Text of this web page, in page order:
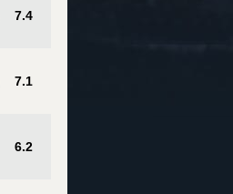
7.4
7.1
6.2